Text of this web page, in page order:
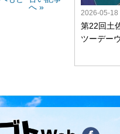
へ »
2026-05-18
第22回土
ツーデー